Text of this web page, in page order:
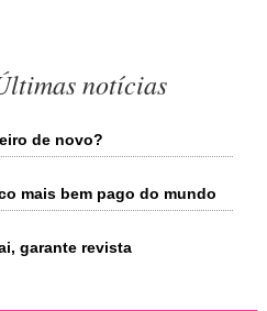
notícias
de novo?
mais bem pago do mundo
garante revista